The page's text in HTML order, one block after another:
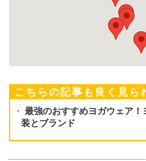
こちらの記事も良く見ら